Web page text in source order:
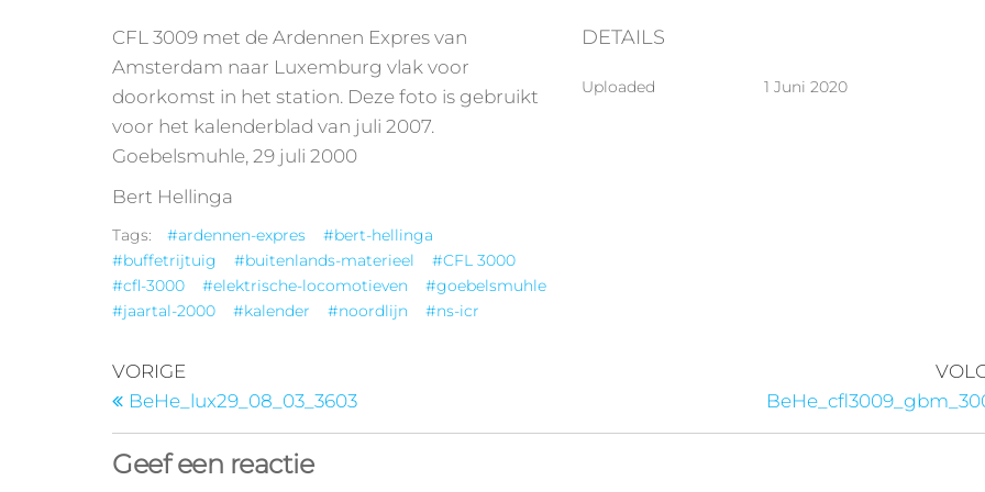
CFL 3009 met de Ardennen Expres van
Amsterdam naar Luxemburg vlak voor
doorkomst in het station. Deze foto is gebruikt
voor het kalenderblad van juli 2007.
Goebelsmuhle, 29 juli 2000
Bert Hellinga
Tags: #ardennen-expres
#bert-hellinga
#buffetrijtuig
#buitenlands-materieel
#CFL 3000
#cfl-3000
#elektrische-locomotieven
#goebelsmuhle
#jaartal-2000
#kalender #noordlijn #ns-icr
DETAILS
Uploaded 1 Juni 2020
VORIGE
BeHe_lux29_08_03_3603
Geef een reactie